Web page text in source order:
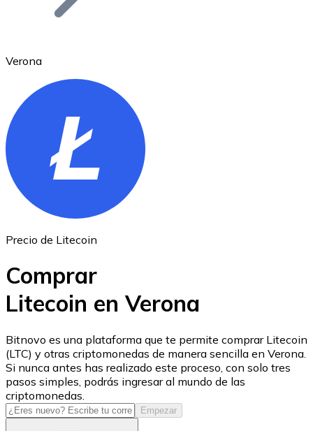
Ethereum
ETH
USD Coin
USDC
Verona
Precio de Litecoin
Comprar
Litecoin en Verona
Bitnovo es una plataforma que te permite comprar Litecoin
(LTC) y otras criptomonedas de manera sencilla en Verona.
Si nunca antes has realizado este proceso, con solo tres
pasos simples, podrás ingresar al mundo de las
criptomonedas.
Empezar